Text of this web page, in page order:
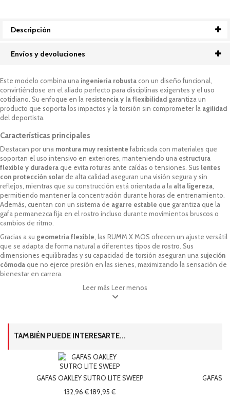
Descripción
Envíos y devoluciones
Este modelo combina una ingeniería robusta con un diseño funcional,
convirtiéndose en el aliado perfecto para disciplinas exigentes y el uso
cotidiano. Su enfoque en la resistencia y la flexibilidad garantiza un
producto que soporta los impactos y la torsión sin comprometer la agilidad
del deportista.
Características principales
Destacan por una montura muy resistentefabricada con materiales que
soportan el uso intensivo en exteriores, manteniendo una estructura
flexible y duradera que evita roturas ante caídas o tensiones. Sus lentes
con protección solar de alta calidad aseguran una visión segura y sin
reflejos, mientras que su construcción está orientada a la alta ligereza
permitiendo mantener la concentración durante horas de entrenamiento.
Además, cuentan con un sistema de agarre estable que garantiza que la
gafa permanezca fija en el rostro incluso durante movimientos bruscos o
cambios de ritmo.
Gracias a su geometría flexible , las RUMM X MOS ofrecen un ajuste versátil
que se adapta de forma natural a diferentes tipos de rostro. Sus
dimensiones equilibradas y su capacidad de torsión aseguran una sujeción
cómoda que no ejerce presión en las sienes, maximizando la sensación de
bienestar en carrera.
Leer más Leer menos
TAMBIÉN PUEDE INTERESARTE...
GAFAS OAKLEY SUTRO LITE SWEEP
132,96 €189,95 €
GAFAS